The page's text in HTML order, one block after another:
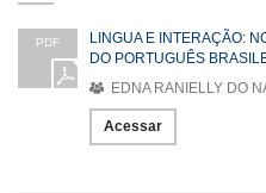
PDF
LINGUA E INTERAÇÃO:
DO PORTUGUÊS
EDNA RANIELLY DO
Acessar